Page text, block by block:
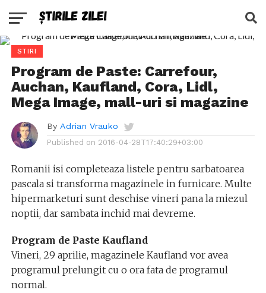
STIRI
Program de Paste: Carrefour,
Auchan, Kaufland, Cora, Lidl,
Mega Image, mall-uri si magazine
By Adrian Vrauko
Published on 2016-04-28T17:40:29+03:00
Romanii isi completeaza listele pentru sarbatoarea
pascala si transforma magazinele in furnicare. Multe
hipermarketuri sunt deschise vineri pana la miezul
noptii, dar sambata inchid mai devreme.
Program de Paste Kaufland
Vineri, 29 aprilie, magazinele Kaufland vor avea
programul prelungit cu o ora fata de programul
normal.